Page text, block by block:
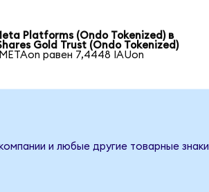
Platforms (Ondo Tokenized) в
Gold Trust (Ondo Tokenized)
METAon равен 7,4448 IAUon
и любые другие товарные знаки